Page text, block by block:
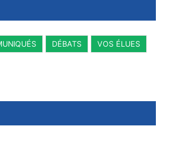
DÉBATS VOS ÉLUES